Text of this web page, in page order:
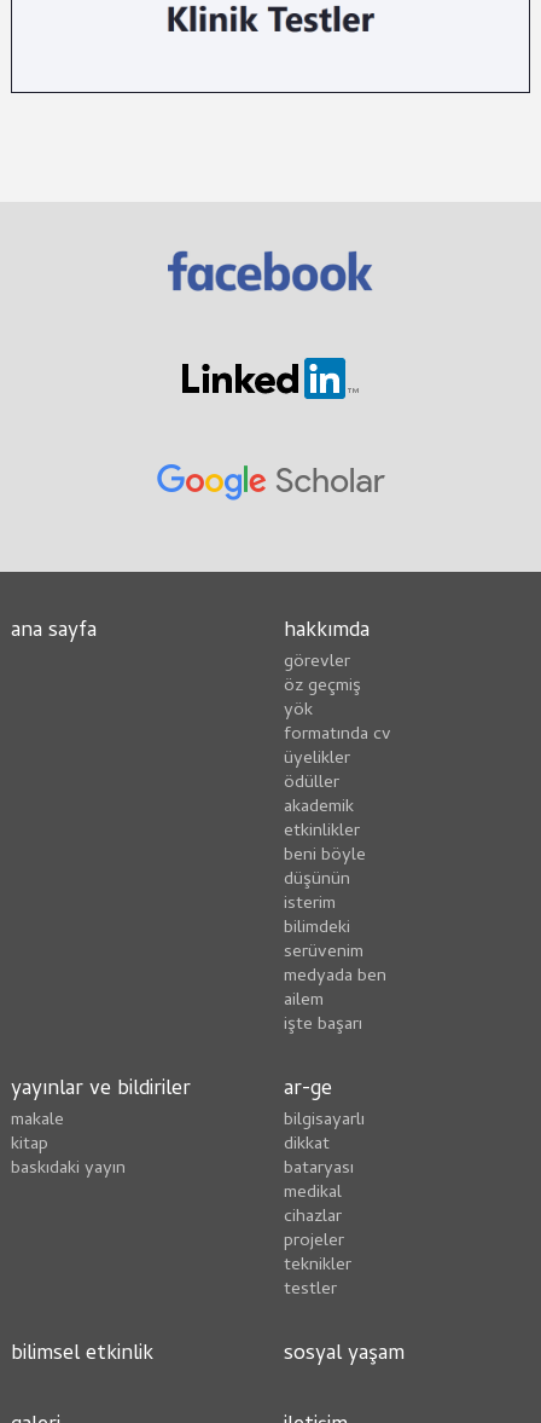
ana sayfa hakkımda
görevler
öz geçmiş
yök
formatında cv
üyelikler
ödüller
akademik
etkinlikler
beni böyle
düşünün
i̇sterim
bilimdeki
serüvenim
medyada ben
ailem
i̇şte başarı
yayınlar ve bildiriler
makale
kitap
baskıdaki yayın
ar-ge
bilgisayarlı
dikkat
bataryası
medikal
cihazlar
projeler
teknikler
testler
bilimsel etkinlik sosyal yaşam